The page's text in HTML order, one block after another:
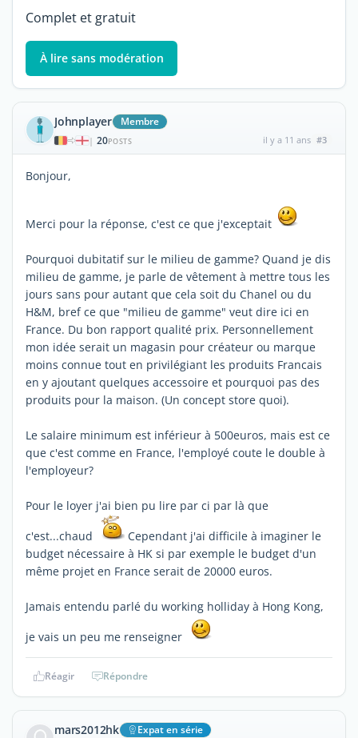
Complet et gratuit
À lire sans modération
Johnplayer Membre
| 20POSTS il y a 11 ans #3
Bonjour,
Merci pour la réponse, c'est ce que j'exceptait
Pourquoi dubitatif sur le milieu de gamme? Quand je dis
milieu de gamme, je parle de vêtement à mettre tous les
jours sans pour autant que cela soit du Chanel ou du
H&M, bref ce que "milieu de gamme" veut dire ici en
France. Du bon rapport qualité prix. Personnellement
mon idée serait un magasin pour créateur ou marque
moins connue tout en privilégiant les produits Francais
en y ajoutant quelques accessoire et pourquoi pas des
produits pour la maison. (Un concept store quoi).
Le salaire minimum est inférieur à 500euros, mais est ce
que c'est comme en France, l'employé coute le double à
l'employeur?
Pour le loyer j'ai bien pu lire par ci par là que
c'est...chaud
Cependant j'ai difficile à imaginer le
budget nécessaire à HK si par exemple le budget d'un
même projet en France serait de 20000 euros.
Jamais entendu parlé du working holliday à Hong Kong,
je vais un peu me renseigner
Réagir Répondre
mars2012hk Expat en série